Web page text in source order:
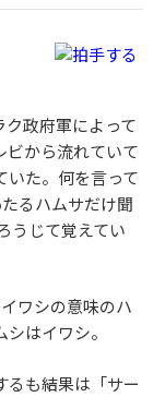
政府軍によって
ビから流れていて
いた。何を言って
るハムサだけ聞
うじて覚えてい
ワシの意味のハ
はイワシ。
るも結果は「サー